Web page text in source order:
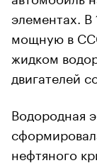
элементах. В
мощную в
жидком
двигателей
Водородная
нефтяного